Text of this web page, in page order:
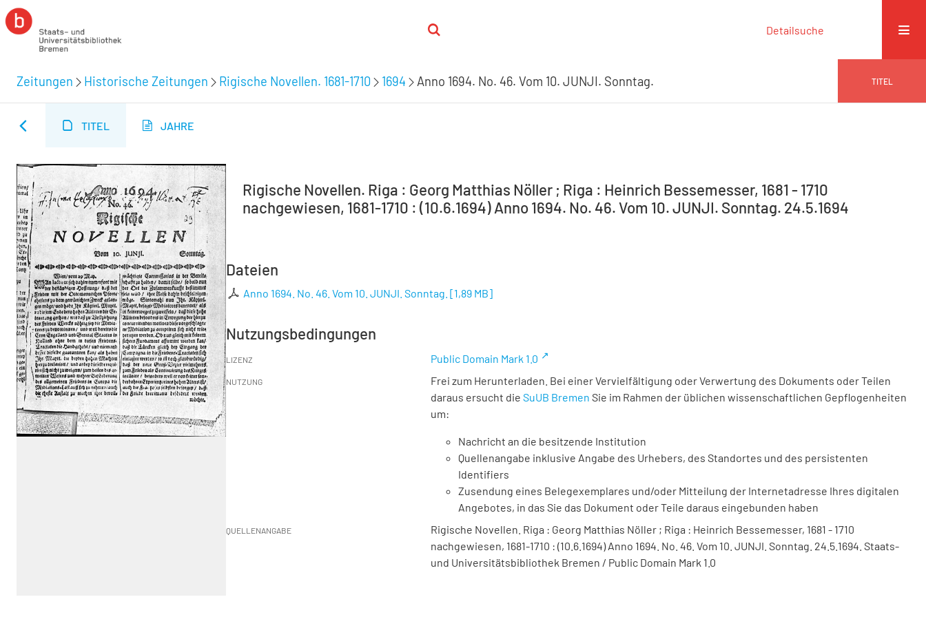
Detailsuche
Zeitungen Historische Zeitungen Rigische Novellen. 1681-1710 1694 Anno 1694. No. 46. Vom 10. JUNJI. Sonntag. TITEL
TITEL JAHRE
Rigische Novellen. Riga : Georg Matthias Nöller ; Riga : Heinrich Bessemesser, 1681 - 1710
nachgewiesen, 1681-1710 : (10.6.1694) Anno 1694. No. 46. Vom 10. JUNJI. Sonntag. 24.5.1694
Dateien
Anno 1694. No. 46. Vom 10. JUNJI. Sonntag. [1,89 MB]
Nutzungsbedingungen
LIZENZ Public Domain Mark 1.0
NUTZUNG
Frei zum Herunterladen. Bei einer Vervielfältigung oder Verwertung des Dokuments oder Teilen
daraus ersucht die SuUB Bremen Sie im Rahmen der üblichen wissenschaftlichen Gepflogenheiten
um:
Nachricht an die besitzende Institution
Quellenangabe inklusive Angabe des Urhebers, des Standortes und des persistenten
Identifiers
Zusendung eines Belegexemplares und/oder Mitteilung der Internetadresse Ihres digitalen
Angebotes, in das Sie das Dokument oder Teile daraus eingebunden haben
QUELLENANGABE
Rigische Novellen. Riga : Georg Matthias Nöller ; Riga : Heinrich Bessemesser, 1681 - 1710
nachgewiesen, 1681-1710 : (10.6.1694) Anno 1694. No. 46. Vom 10. JUNJI. Sonntag. 24.5.1694. Staats-
und Universitätsbibliothek Bremen / Public Domain Mark 1.0